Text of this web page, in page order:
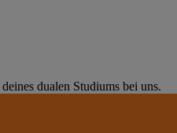
dualen Studiums bei uns.